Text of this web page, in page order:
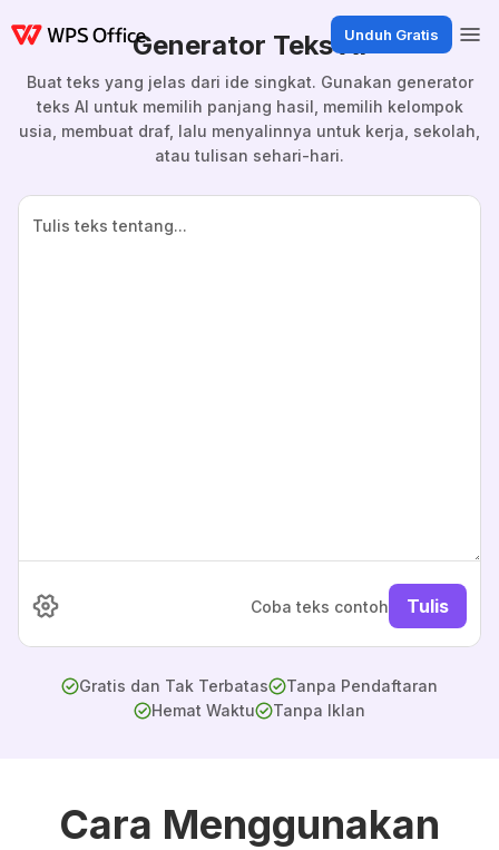
Unduh Gratis
Generator Teks AI
Buat teks yang jelas dari ide singkat. Gunakan generator
teks AI untuk memilih panjang hasil, memilih kelompok
usia, membuat draf, lalu menyalinnya untuk kerja, sekolah,
atau tulisan sehari-hari.
Coba teks contoh Tulis
Gratis dan Tak Terbatas
Tanpa Pendaftaran
Hemat Waktu
Tanpa Iklan
Cara Menggunakan